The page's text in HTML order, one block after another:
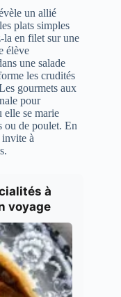
un allié
plats simples
la en filet sur une
élève
une salade
les crudités
gourmets aux
pour
elle se marie
ou de poulet. En
invite à
à
voyage